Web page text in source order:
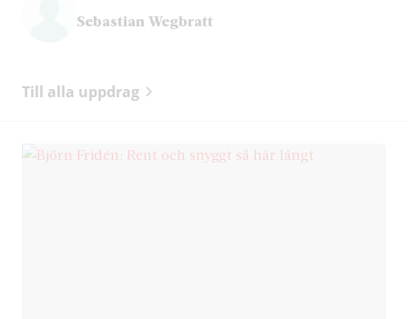
Sebastian Wegbratt
Till alla uppdrag